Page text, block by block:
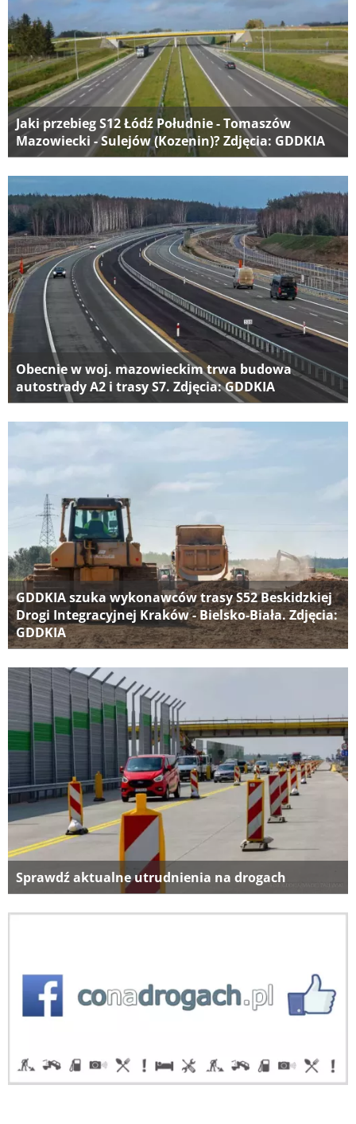
Jaki przebieg S12 Łódź Południe - Tomaszów
Mazowiecki - Sulejów (Kozenin)? Zdjęcia: GDDKIA
Obecnie w woj. mazowieckim trwa budowa
autostrady A2 i trasy S7. Zdjęcia: GDDKIA
GDDKIA szuka wykonawców trasy S52 Beskidzkiej
Drogi Integracyjnej Kraków - Bielsko-Biała. Zdjęcia:
GDDKIA
Sprawdź aktualne utrudnienia na drogach